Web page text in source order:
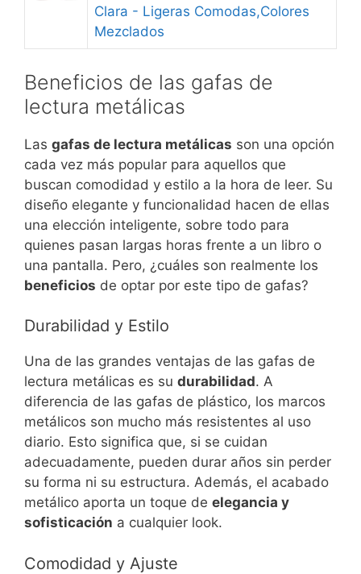
Clara - Ligeras Comodas,Colores
Mezclados
Beneficios de las gafas de
lectura metálicas
Las gafas de lectura metálicas son una opción
cada vez más popular para aquellos que
buscan comodidad y estilo a la hora de leer. Su
diseño elegante y funcionalidad hacen de ellas
una elección inteligente, sobre todo para
quienes pasan largas horas frente a un libro o
una pantalla. Pero, ¿cuáles son realmente los
beneficios de optar por este tipo de gafas?
Durabilidad y Estilo
Una de las grandes ventajas de las gafas de
lectura metálicas es su durabilidad. A
diferencia de las gafas de plástico, los marcos
metálicos son mucho más resistentes al uso
diario. Esto significa que, si se cuidan
adecuadamente, pueden durar años sin perder
su forma ni su estructura. Además, el acabado
metálico aporta un toque de elegancia y
sofisticación a cualquier look.
Comodidad y Ajuste